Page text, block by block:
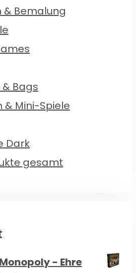
& Bemalung
& Bags
& Mini-Spiele
Dark
gesamt
- Ehre